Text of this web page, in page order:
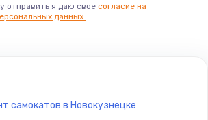
725 руб.
отправить я даю свое согласие на
данных.
самокатов в Новокузнецке